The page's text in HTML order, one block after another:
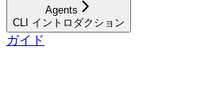
Agents
CLI イントロダクション
ガイド